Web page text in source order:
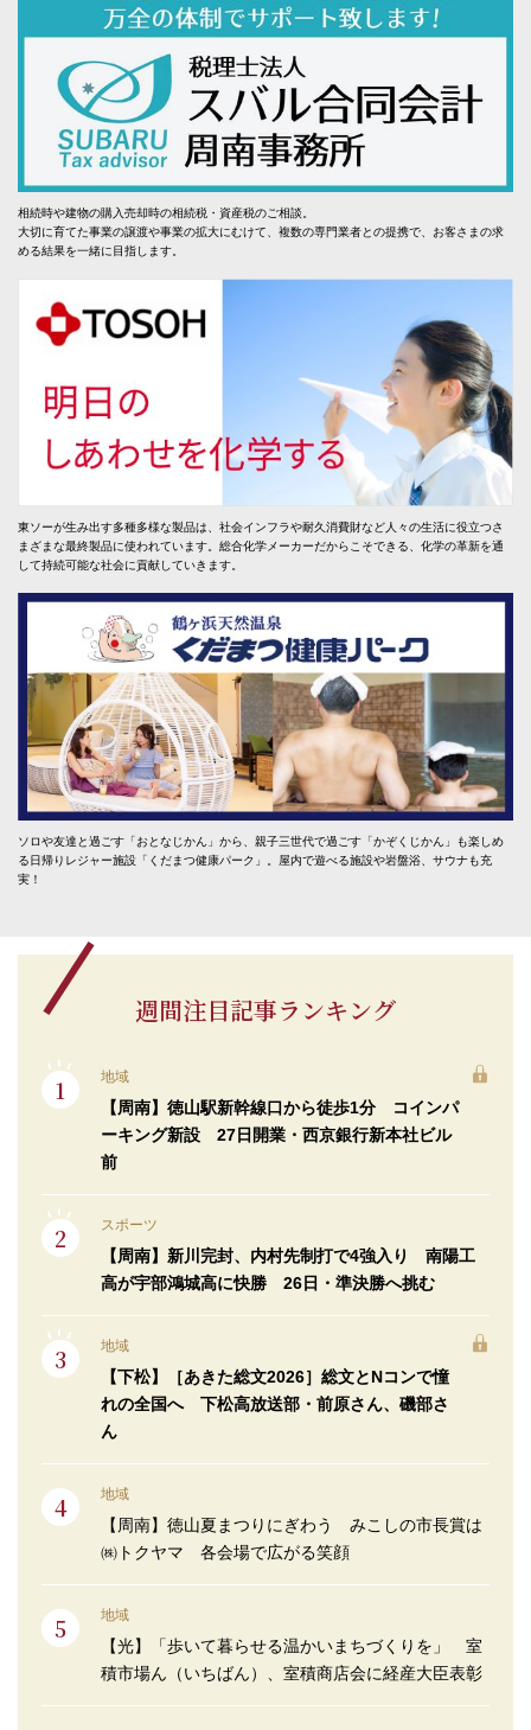
相続時や建物の購入売却時の相続税・資産税のご相談。
大切に育てた事業の譲渡や事業の拡大にむけて、複数の専門業者との提携で、お客さまの求
める結果を一緒に目指します。
東ソーが生み出す多種多様な製品は、社会インフラや耐久消費財など人々の生活に役立つさ
まざまな最終製品に使われています。総合化学メーカーだからこそできる、化学の革新を通
して持続可能な社会に貢献していきます。
ソロや友達と過ごす「おとなじかん」から、親子三世代で過ごす「かぞくじかん」も楽しめ
る日帰りレジャー施設「くだまつ健康パーク」。屋内で遊べる施設や岩盤浴、サウナも充
実！
週間注目記事ランキング
地域
【周南】徳山駅新幹線口から徒歩1分 コインパ
ーキング新設 27日開業・西京銀行新本社ビル
前
スポーツ
【周南】新川完封、内村先制打で4強入り 南陽工
高が宇部鴻城高に快勝 26日・準決勝へ挑む
地域
【下松】［あきた総文2026］総文とNコンで憧
れの全国へ 下松高放送部・前原さん、磯部さ
ん
地域
【周南】徳山夏まつりにぎわう みこしの市長賞は
㈱トクヤマ 各会場で広がる笑顔
地域
【光】「歩いて暮らせる温かいまちづくりを」 室
積市場ん（いちばん）、室積商店会に経産大臣表彰